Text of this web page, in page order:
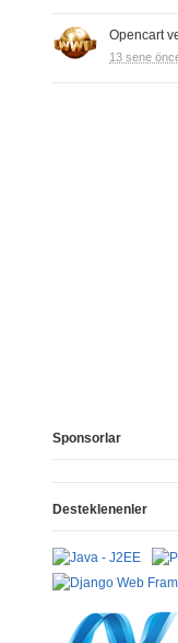
Opencart
13 sene
Sponsorlar
Desteklenenler